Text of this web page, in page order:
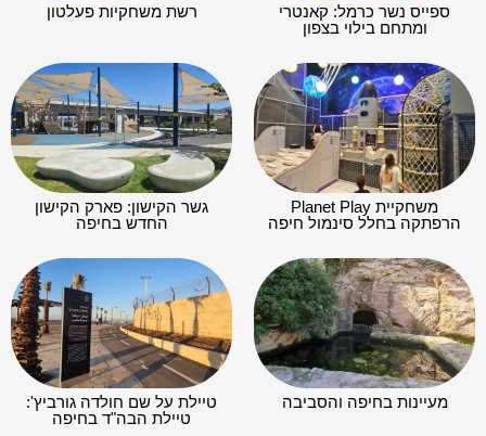
ספייס נשר כרמל: קאנטרי
ומתחם בילוי בצפון
רשת משחקיות פעלטון
משחקיית Planet Play
הרפתקה בחלל סינמול חיפה
גשר הקישון: פארק הקישון
החדש בחיפה
מעיינות בחיפה והסביבה
טיילת על שם חולדה גורביץ':
טיילת הבה"ד בחיפה